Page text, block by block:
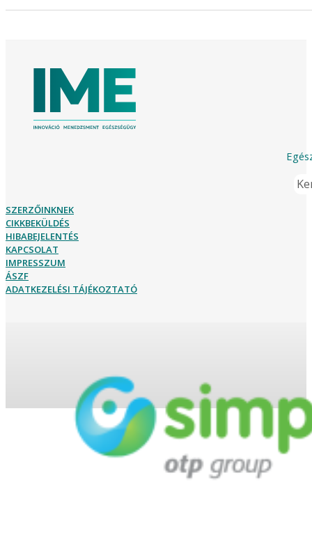
SZERZŐINKNEK
CIKKBEKÜLDÉS
HIBABEJELENTÉS
KAPCSOLAT
IMPRESSZUM
ÁSZF
ADATKEZELÉSI TÁJÉKOZTATÓ